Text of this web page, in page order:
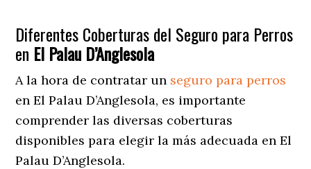
Diferentes Coberturas del Seguro para Perros
en El Palau D’Anglesola
A la hora de contratar un seguro para perros
en El Palau D’Anglesola, es importante
comprender las diversas coberturas
disponibles para elegir la más adecuada en El
Palau D’Anglesola.